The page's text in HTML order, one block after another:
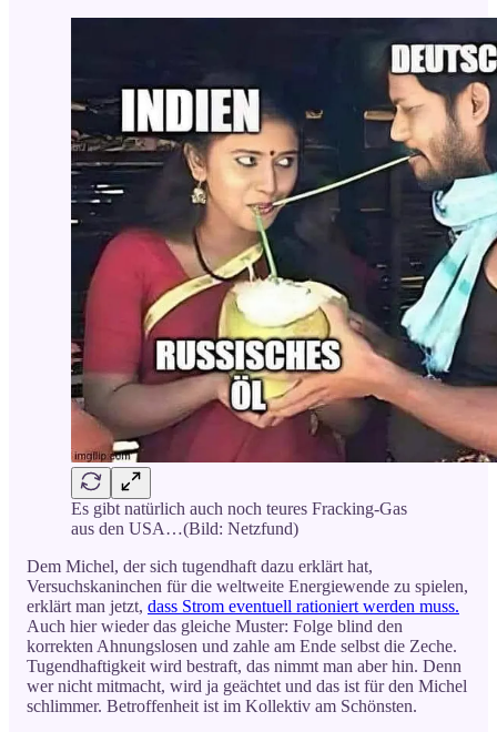
Es gibt natürlich auch noch teures Fracking-Gas
aus den USA…(Bild: Netzfund)
Dem Michel, der sich tugendhaft dazu erklärt hat,
Versuchskaninchen für die weltweite Energiewende zu spielen,
erklärt man jetzt, dass Strom eventuell rationiert werden muss.
Auch hier wieder das gleiche Muster: Folge blind den
korrekten Ahnungslosen und zahle am Ende selbst die Zeche.
Tugendhaftigkeit wird bestraft, das nimmt man aber hin. Denn
wer nicht mitmacht, wird ja geächtet und das ist für den Michel
schlimmer. Betroffenheit ist im Kollektiv am Schönsten.